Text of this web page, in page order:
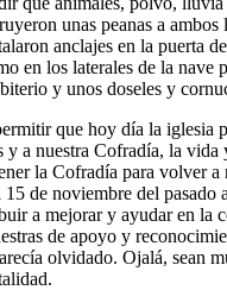
unas peanas a
anclajes en la puerta
en los laterales de la
y unos doseles y
que hoy día la iglesia
a nuestra Cofradía, la
la Cofradía para volver
de noviembre del
a mejorar y ayudar en la
de apoyo y
olvidado. Ojalá, sean